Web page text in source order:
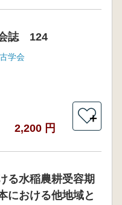
誌 124
学会
2,200 円
＋
る水稲農耕受容期
おける他地域と